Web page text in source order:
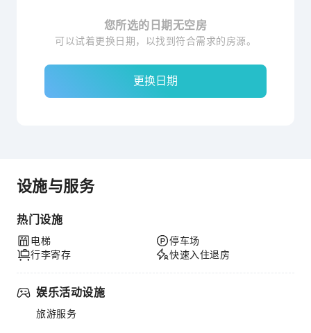
您所选的日期无空房
可以试着更换日期，以找到符合需求的房源。
更换日期
设施与服务
热门设施
电梯
行李寄存
停车场
快速入住退房
娱乐活动设施
旅游服务